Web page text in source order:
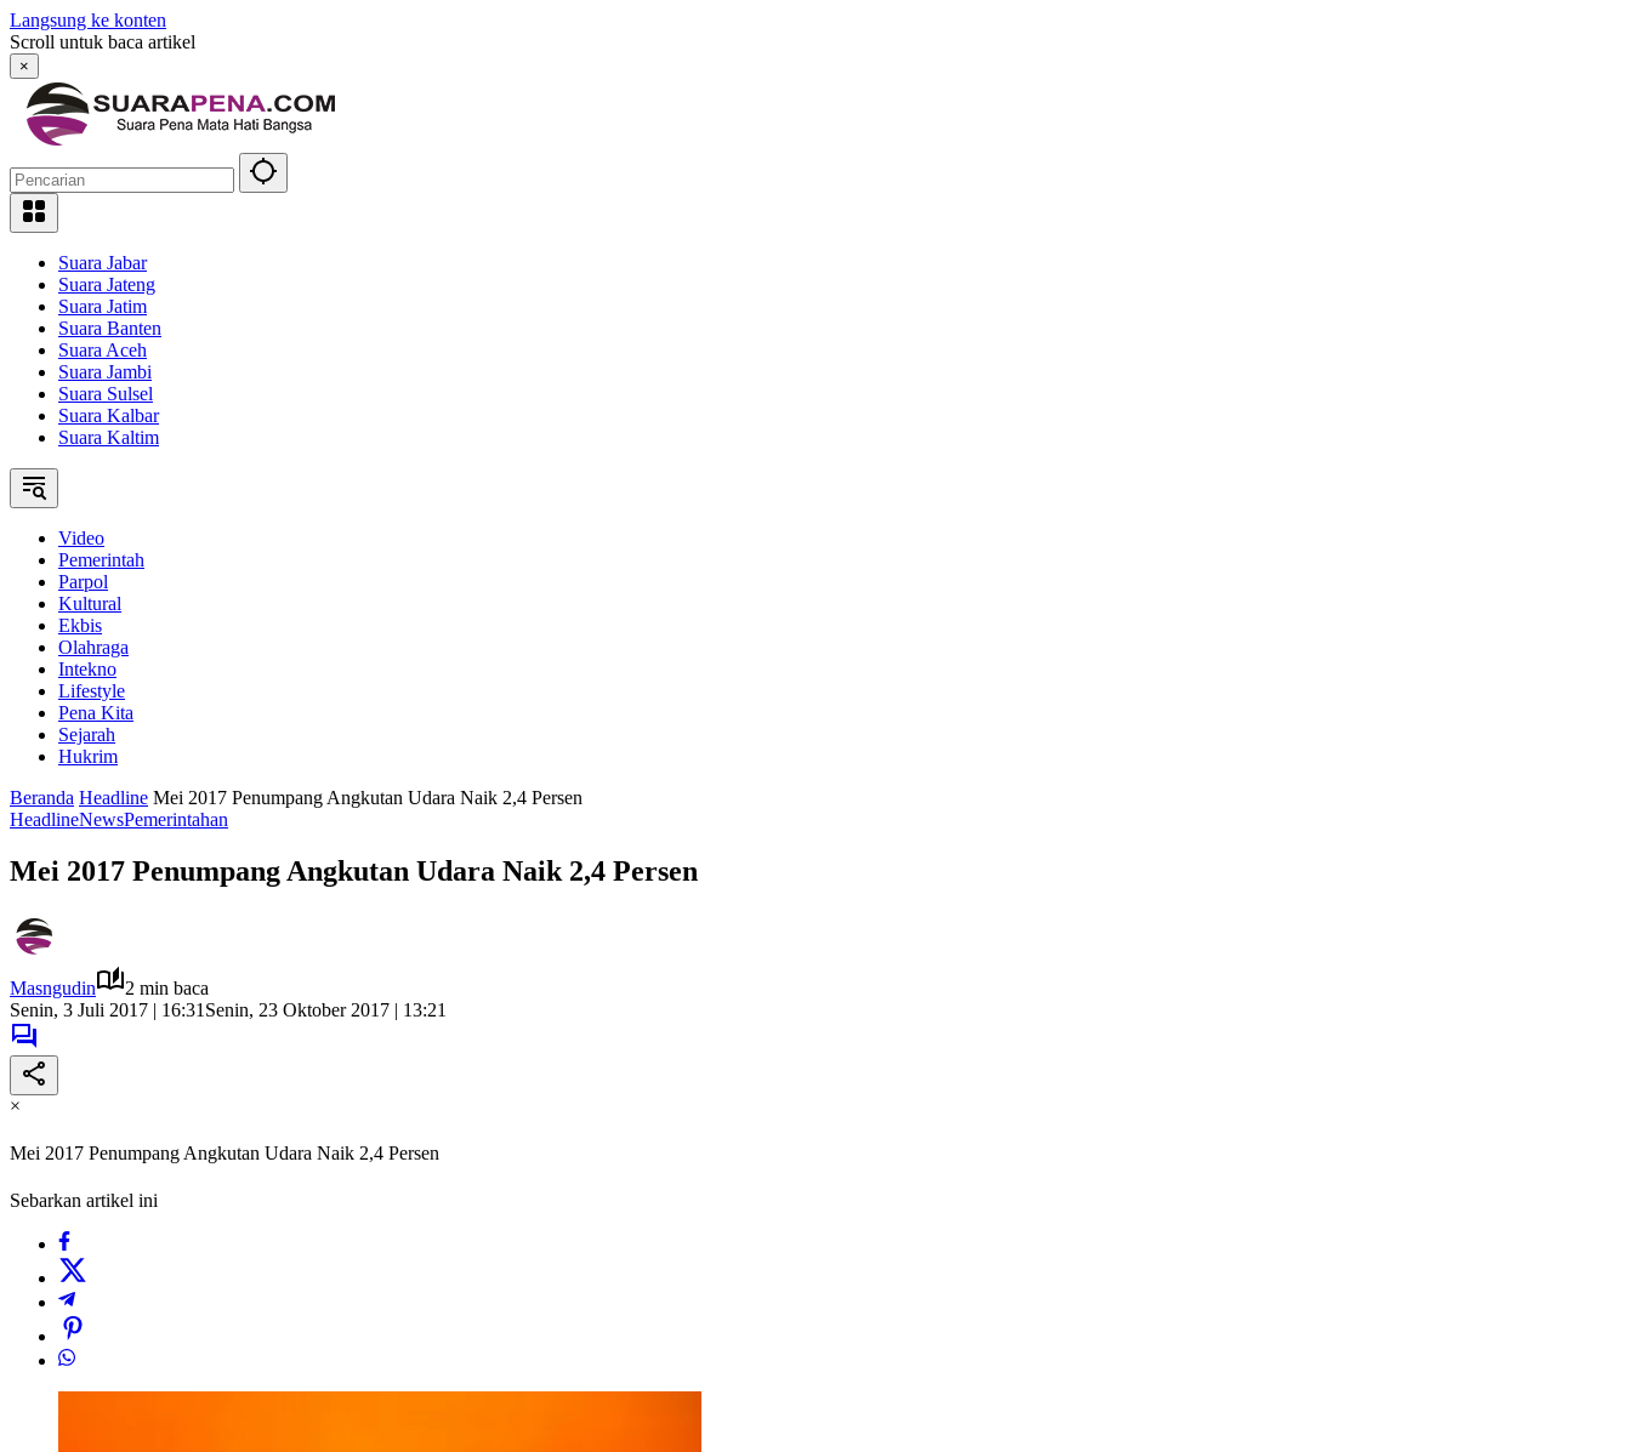
Langsung ke konten
Scroll untuk baca artikel
×
Suara Jabar
Suara Jateng
Suara Jatim
Suara Banten
Suara Aceh
Suara Jambi
Suara Sulsel
Suara Kalbar
Suara Kaltim
Video
Pemerintah
Parpol
Kultural
Ekbis
Olahraga
Intekno
Lifestyle
Pena Kita
Sejarah
Hukrim
Beranda Headline Mei 2017 Penumpang Angkutan Udara Naik 2,4 Persen
HeadlineNewsPemerintahan
Mei 2017 Penumpang Angkutan Udara Naik 2,4 Persen
Masngudin
2 min baca
Senin, 3 Juli 2017 | 16:31 Senin, 23 Oktober 2017 | 13:21
×
Mei 2017 Penumpang Angkutan Udara Naik 2,4 Persen
Sebarkan artikel ini